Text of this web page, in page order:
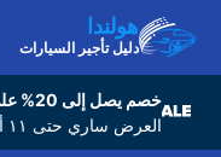
هولندا
دليل تأجير السيارات
خصم يصل إلى 20% على تأجير السيارات في جميع أنحاء العالم
العرض ساري حتى ١١ أغسطس ٢٠٢٦ - استفد منه اليوم!